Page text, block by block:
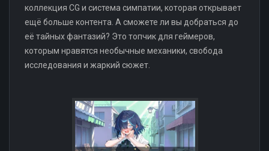
коллекция CG и система симпатии, которая открывает
ещё больше контента. А сможете ли вы добраться до
её тайных фантазий? Это топчик для геймеров,
которым нравятся необычные механики, свобода
исследования и жаркий сюжет.